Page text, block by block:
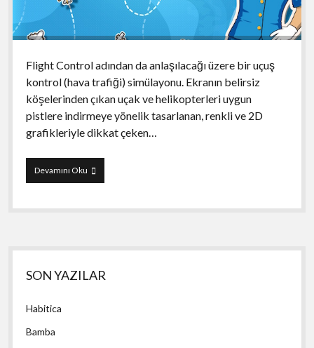
Flight Control adından da anlaşılacağı üzere bir uçuş
kontrol (hava trafiği) simülayonu. Ekranın belirsiz
köşelerinden çıkan uçak ve helikopterleri uygun
pistlere indirmeye yönelik tasarlanan, renkli ve 2D
grafikleriyle dikkat çeken…
Devamını OkuFlight
Control
Yan
Menü
SON YAZILAR
Habitica
Bamba